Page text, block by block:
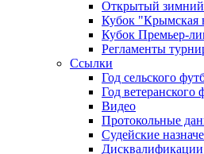
Открытый
Кубок "Крымская
Кубок Премьер-
Регламенты
Ссылки
Год сельского
Год ветеранского
Видео
Протокольные
Судейские